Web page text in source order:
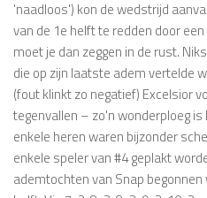
'naadloos') kon de wedstrijd
van de 1e helft te redden door
moet je dan zeggen in de rust.
die op zijn laatste adem vertelde
(fout klinkt zo negatief) Excelsior
tegenvallen – zo'n wonderploeg
enkele heren waren bijzonder
enkele speler van #4 geplakt
ademtochten van Snap